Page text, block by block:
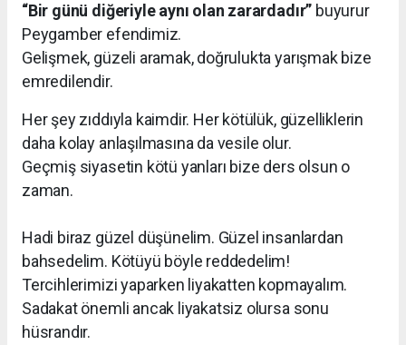
“Bir günü diğeriyle aynı olan zarardadır” buyurur
Peygamber efendimiz.
Gelişmek, güzeli aramak, doğrulukta yarışmak bize
emredilendir.
Her şey zıddıyla kaimdir. Her kötülük, güzelliklerin
daha kolay anlaşılmasına da vesile olur.
Geçmiş siyasetin kötü yanları bize ders olsun o
zaman.
Hadi biraz güzel düşünelim. Güzel insanlardan
bahsedelim. Kötüyü böyle reddedelim!
Tercihlerimizi yaparken liyakatten kopmayalım.
Sadakat önemli ancak liyakatsiz olursa sonu
hüsrandır.